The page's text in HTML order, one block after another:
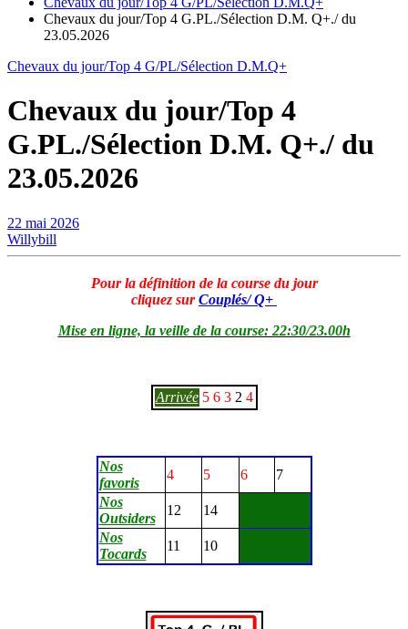
Chevaux du jour/Top 4 G.PL./Sélection D.M. Q+./ du
23.05.2026
Chevaux du jour/Top 4 G/PL/Sélection D.M.Q+
Chevaux du jour/Top 4
G.PL./Sélection D.M. Q+./ du
23.05.2026
22 mai 2026
Willybill
Pour la définition de la course du jour
cliquez sur Couplés/ Q+
Mise en ligne, la veille de la course: 22:30/23.00h
Arrivée 5 6 3 2 4
Nos
favoris
4 5 6
7
Nos
Outsiders
12
14
Nos
Tocards
11 10